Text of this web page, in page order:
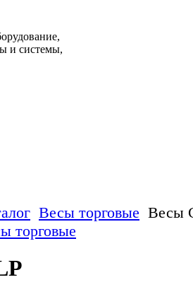
и системы,
Весы торговые Весы
торговые